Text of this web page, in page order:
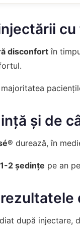
disconfortîn
și de
durează, în
1-2 ședințe pe an
după injectare,